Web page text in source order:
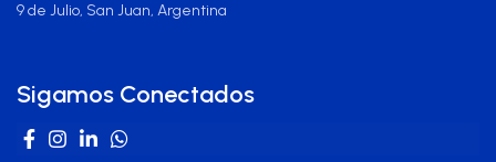
9 de Julio, San Juan, Argentina
Sigamos Conectados